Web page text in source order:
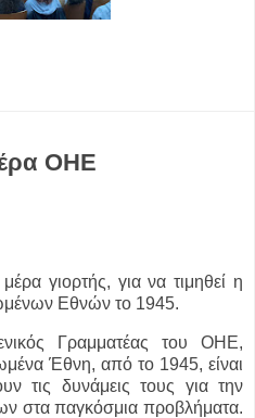
ΟΗΕ
γιορτής, για να τιμηθεί η
Εθνών το 1945.
Γραμματέας του ΟΗΕ,
Έθνη, από το 1945, είναι
τις δυνάμεις τους για την
στα παγκόσμια προβλήματα.